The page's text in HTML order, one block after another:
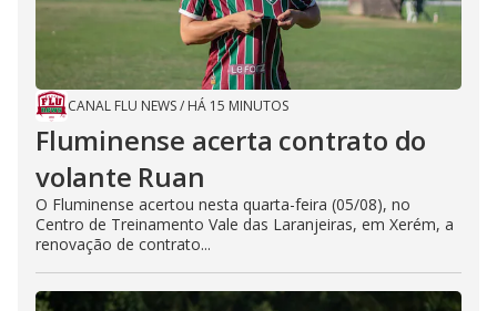
CANAL FLU NEWS/ HÁ 15 MINUTOS
Fluminense acerta contrato do
volante Ruan
O Fluminense acertou nesta quarta-feira (05/08), no
Centro de Treinamento Vale das Laranjeiras, em Xerém, a
renovação de contrato...